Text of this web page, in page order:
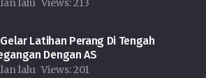
lalu Views:213
Latihan Perang Di Tengah
Dengan AS
lalu Views:201